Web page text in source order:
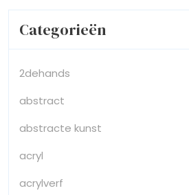
Categorieën
2dehands
abstract
abstracte kunst
acryl
acrylverf